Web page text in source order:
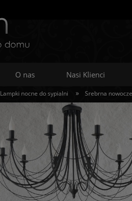
O nas Nasi Klienci
Lampki nocne do sypialni » Srebrna